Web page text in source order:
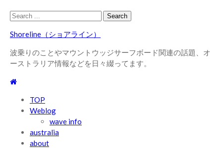
Skip
navigation
Skip
content
Search
Shoreline（ショアライン）
波乗りのことやマウントウッジサーフボード関連の話題、オ
ーストラリア情報などを日々綴ってます。
TOP
Weblog
wave info
australia
about